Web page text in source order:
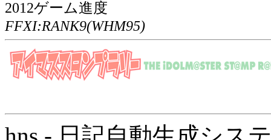
2012ゲーム進度
FFXI:RANK9(WHM95)